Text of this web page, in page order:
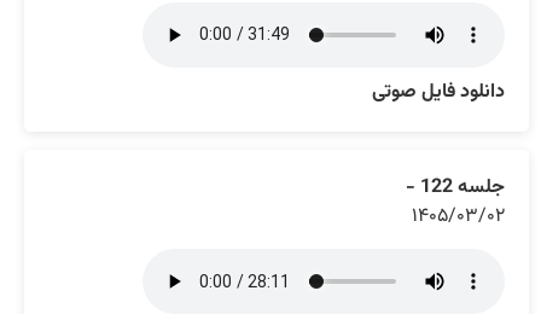
دانلود فایل صوتی
جلسه 122 -
۱۴۰۵/۰۳/۰۲